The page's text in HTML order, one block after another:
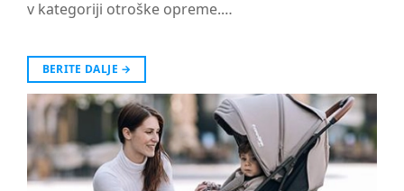
v kategoriji otroške opreme.…
BERITE DALJE →